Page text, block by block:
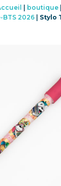
boutique|
BTS 2026| Stylo